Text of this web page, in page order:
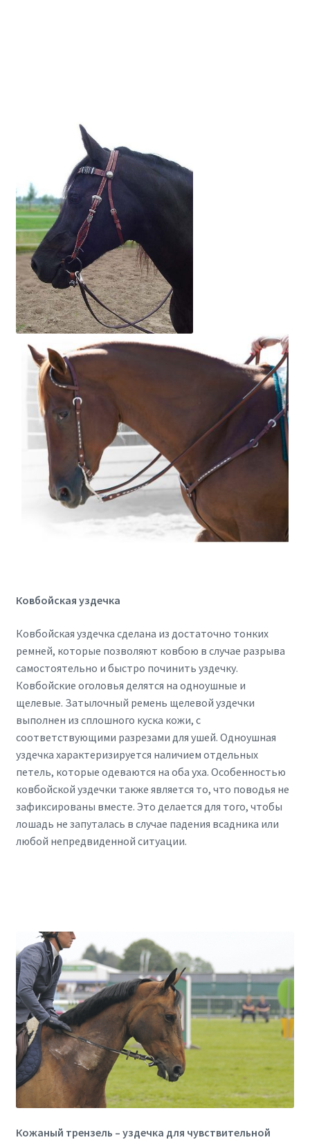
Ковбойская уздечка
Ковбойская уздечка сделана из достаточно тонких
ремней, которые позволяют ковбою в случае разрыва
самостоятельно и быстро починить уздечку.
Ковбойские оголовья делятся на одноушные и
щелевые. Затылочный ремень щелевой уздечки
выполнен из сплошного куска кожи, с
соответствующими разрезами для ушей. Одноушная
уздечка характеризируется наличием отдельных
петель, которые одеваются на оба уха. Особенностью
ковбойской уздечки также является то, что поводья не
зафиксированы вместе. Это делается для того, чтобы
лошадь не запуталась в случае падения всадника или
любой непредвиденной ситуации.
Кожаный трензель – уздечка для чувствительной